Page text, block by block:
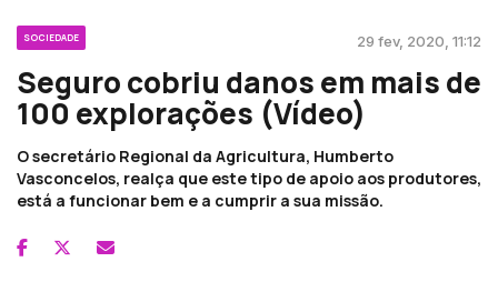
SOCIEDADE 29 fev, 2020, 11:12
Seguro cobriu danos em mais de
100 explorações (Vídeo)
O secretário Regional da Agricultura, Humberto
Vasconcelos, realça que este tipo de apoio aos produtores,
está a funcionar bem e a cumprir a sua missão.